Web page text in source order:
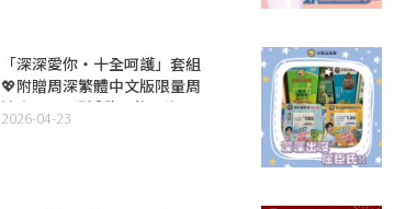
「深深愛你・十全呵護」套組
💖附贈周深繁體中文版限量周
邊商品~預購活動即將開跑！
2026-04-23